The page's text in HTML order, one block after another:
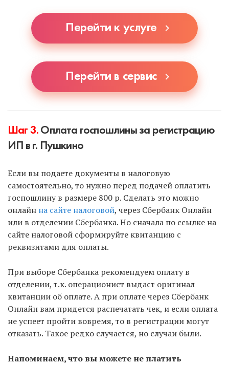
специалист, если вы выберете УСН.
Перейти к услуге
Перейти в сервис
Шаг 3. Оплата госпошлины за регистрацию
ИП в г. Пушкино
Если вы подаете документы в налоговую
самостоятельно, то нужно перед подачей оплатить
госпошлину в размере 800 р. Сделать это можно
онлайн на сайте налоговой, через Сбербанк Онлайн
или в отделении Сбербанка. Но сначала по ссылке на
сайте налоговой сформируйте квитанцию с
реквизитами для оплаты.
При выборе Сбербанка рекомендуем оплату в
отделении, т.к. операционист выдаст оригинал
квитанции об оплате. А при оплате через Сбербанк
Онлайн вам придется распечатать чек, и если оплата
не успеет пройти вовремя, то в регистрации могут
отказать. Такое редко случается, но случаи были.
Напоминаем, что вы можете не платить